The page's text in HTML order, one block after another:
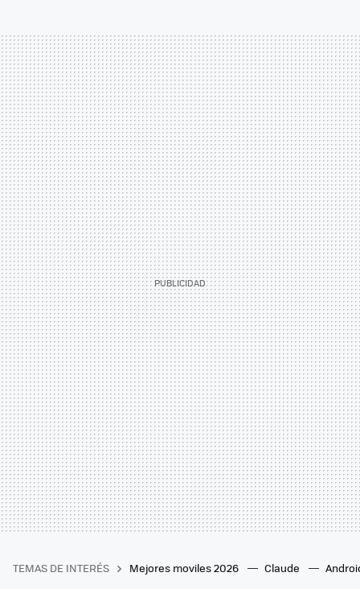
TEMAS DE INTERÉS Mejores moviles 2026 Claude